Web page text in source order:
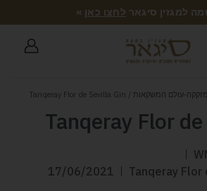
למגזין סיגאר לחצו כאן »
עולם המשקאות / Tanqeray Flor de Sevilla Gin
Tanqeray Flor
17/06/2021